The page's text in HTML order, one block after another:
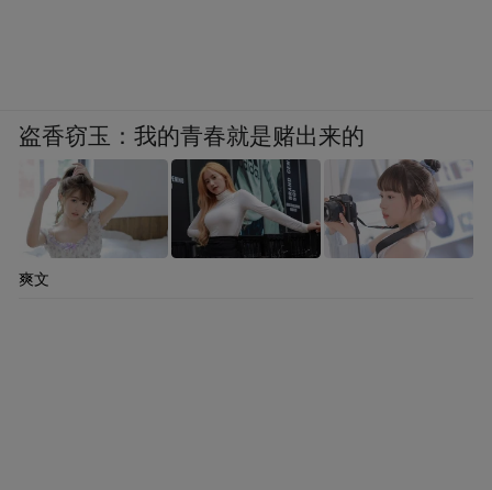
盗香窃玉：我的青春就是赌出来的
爽文